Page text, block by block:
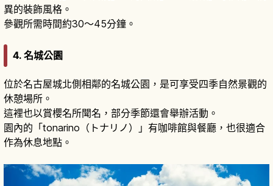
異的裝飾風格。
參觀所需時間約30～45分鐘。
4. 名城公園
位於名古屋城北側相鄰的名城公園，是可享受四季自然景觀的
休憩場所。
這裡也以賞櫻名所聞名，部分季節還會舉辦活動。
園內的「tonarino（トナリノ）」有咖啡館與餐廳，也很適合
作為休息地點。